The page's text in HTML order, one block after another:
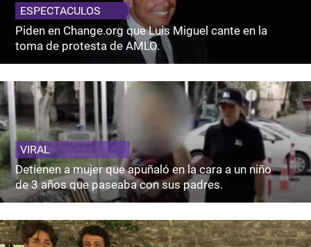
ESPECTACULOS
Piden en Change.org que Luis Miguel cante en la
toma de protesta de AMLO.
VIRAL
Detienen a mujer que apuñaló en la cara a un niño
de 3 años que paseaba con sus padres.